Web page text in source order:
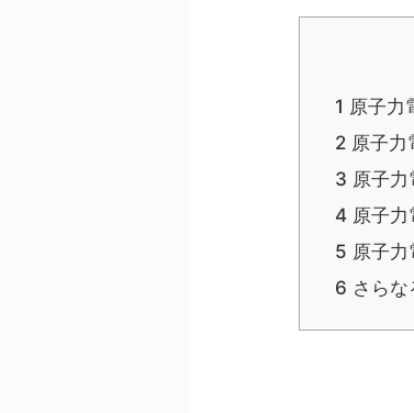
1 原子力
2 原子力
3 原子
4 原子
5 原子
6 さら